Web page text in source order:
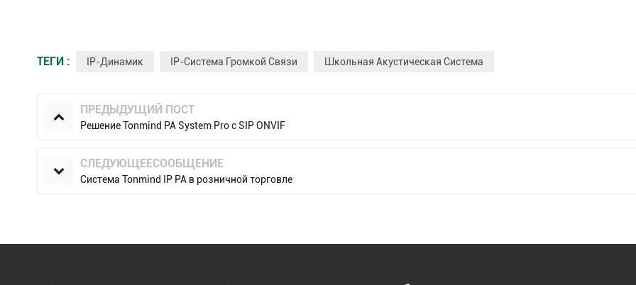
ТЕГИ : IP-Динамик IP-Система Громкой Связи Школьная Акустическая Система
ПРЕДЫДУЩИЙ ПОСТ
Решение Tonmind PA System Pro с SIP ONVIF
СЛЕДУЮЩЕЕСООБЩЕНИЕ
Система Tonmind IP PA в розничной торговле